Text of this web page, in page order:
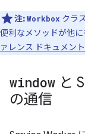
注:Workbox クラ
便利なメソッドが他に
ァレンス ドキュメント
window と
の通信